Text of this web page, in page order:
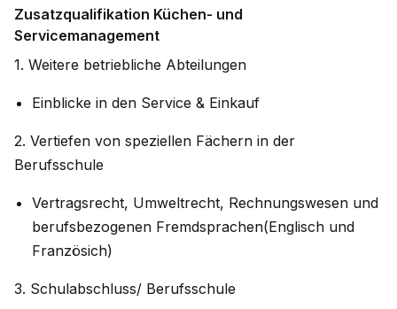
Zusatzqualifikation Küchen- und
Servicemanagement
1. Weitere betriebliche Abteilungen
Einblicke in den Service & Einkauf
2. Vertiefen von speziellen Fächern in der
Berufsschule
Vertragsrecht, Umweltrecht, Rechnungswesen und
berufsbezogenen Fremdsprachen(Englisch und
Französich)
3. Schulabschluss/ Berufsschule